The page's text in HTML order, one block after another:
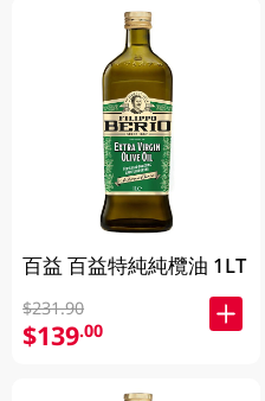
百益 百益特純純欖油 1LT
$231.90
$139.00